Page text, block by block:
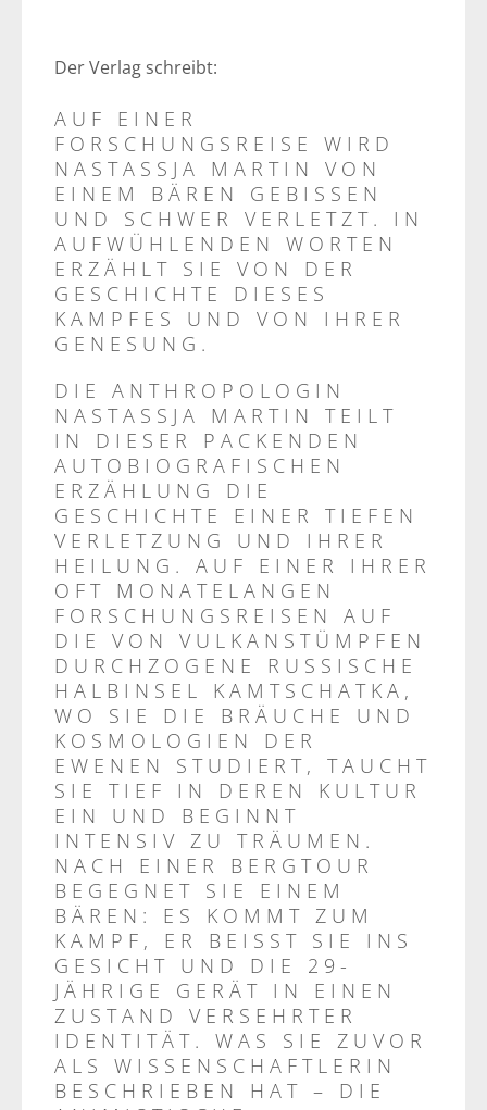
Der Verlag schreibt:
AUF EINER
FORSCHUNGSREISE WIRD
NASTASSJA MARTIN VON
EINEM BÄREN GEBISSEN
UND SCHWER VERLETZT. IN
AUFWÜHLENDEN WORTEN
ERZÄHLT SIE VON DER
GESCHICHTE DIESES
KAMPFES UND VON IHRER
GENESUNG.
DIE ANTHROPOLOGIN
NASTASSJA MARTIN TEILT
IN DIESER PACKENDEN
AUTOBIOGRAFISCHEN
ERZÄHLUNG DIE
GESCHICHTE EINER TIEFEN
VERLETZUNG UND IHRER
HEILUNG. AUF EINER IHRER
OFT MONATELANGEN
FORSCHUNGSREISEN AUF
DIE VON VULKANSTÜMPFEN
DURCHZOGENE RUSSISCHE
HALBINSEL KAMTSCHATKA,
WO SIE DIE BRÄUCHE UND
KOSMOLOGIEN DER
EWENEN STUDIERT, TAUCHT
SIE TIEF IN DEREN KULTUR
EIN UND BEGINNT
INTENSIV ZU TRÄUMEN.
NACH EINER BERGTOUR
BEGEGNET SIE EINEM
BÄREN: ES KOMMT ZUM
KAMPF, ER BEISST SIE INS G
ESICHT UND DIE 29-J
ÄHRIGE GERÄT IN EINEN Z
USTAND VERSEHRTER I
DENTITÄT. WAS SIE ZUVOR A
LS WISSENSCHAFTLERIN B
ESCHRIEBEN HAT – DIE A